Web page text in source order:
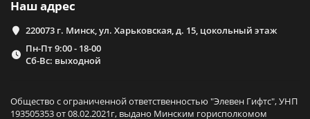
Наш адрес
220073 г. Минск, ул. Харьковская, д. 15, цокольный этаж
Пн-Пт 9:00 - 18-00
Сб-Вс: выходной
Общество с ограниченной ответственностью "Элевен Гифтс", УНП
193505353 от 08.02.2021г, выдано Минским горисполкомом